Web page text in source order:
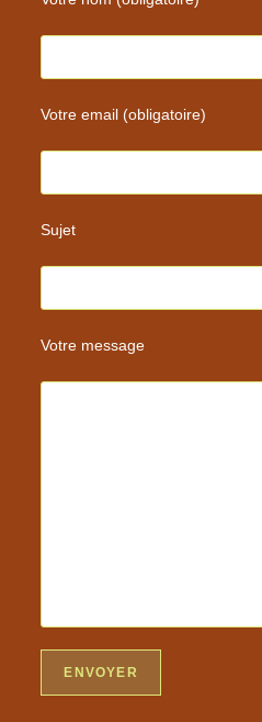
Votre email (obligatoire)
Sujet
Votre message